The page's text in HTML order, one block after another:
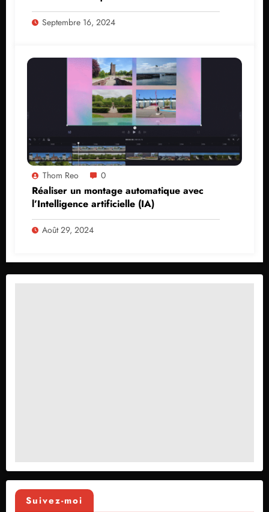
Septembre 16, 2024
Thom Reo 0
Réaliser un montage automatique avec
l’Intelligence artificielle (IA)
Août 29, 2024
Suivez-moi